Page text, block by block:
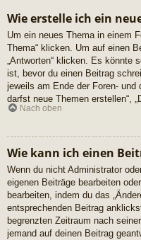
Wie erstelle ich ein
Um ein neues Thema in einem
Thema“ klicken. Um auf einen
„Antworten“ klicken. Es könnte
ist, bevor du einen Beitrag
jeweils am Ende der Foren-
darfst neue Themen erstellen“,
Nach oben
Wie kann ich einen
Wenn du nicht Administrator
eigenen Beiträge bearbeiten
bearbeiten, indem du das
entsprechenden Beitrag
begrenzten Zeitraum nach
jemand auf deinen Beitrag